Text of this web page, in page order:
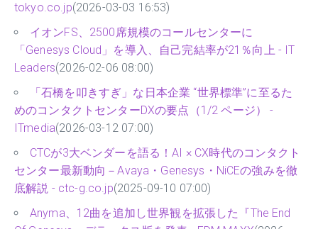
tokyo.co.jp(2026-03-03 16:53)
イオンFS、2500席規模のコールセンターに
「Genesys Cloud」を導入、自己完結率が21％向上 - IT
Leaders(2026-02-06 08:00)
「石橋を叩きすぎ」な日本企業 “世界標準”に至るた
めのコンタクトセンターDXの要点（1/2 ページ） -
ITmedia(2026-03-12 07:00)
CTCが3大ベンダーを語る！AI × CX時代のコンタクト
センター最新動向－Avaya・Genesys・NiCEの強みを徹
底解説 - ctc-g.co.jp(2025-09-10 07:00)
Anyma、12曲を追加し世界観を拡張した『The End